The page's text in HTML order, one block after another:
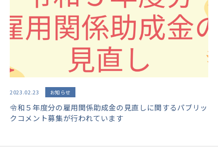
2023.02.23 お知らせ
令和５年度分の雇用関係助成金の見直しに関するパブリッ
クコメント募集が行われています